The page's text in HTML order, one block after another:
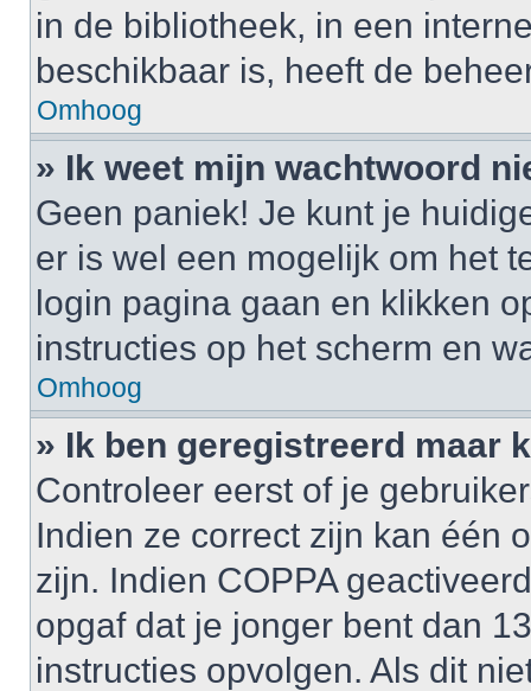
in de bibliotheek, in een
beschikbaar is, heeft de
Omhoog
» Ik weet mijn wachtwoord
Geen paniek! Je kunt je
er is wel een mogelijk om het
login pagina gaan en klikken
instructies op het scherm en
Omhoog
» Ik ben geregistreerd maar
Controleer eerst of je
Indien ze correct zijn kan één
zijn. Indien COPPA
opgaf dat je jonger bent dan
instructies opvolgen. Als dit